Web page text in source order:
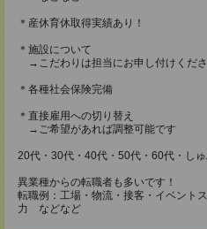
＊産休育休取得実績あり！
＊施設について
→こだわりは担当にお申し付けくださ
＊各種社会保険完備
＊直接雇用への切り替え
→ご希望があれば調整可能です
20代・30代・40代・50代・60代・しゅ
異業種からの転職者も多いです！
転職例：工場・物流・接客・イベント
力 などなど